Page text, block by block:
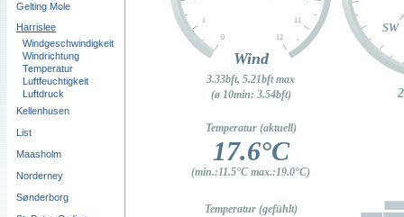
Gelting Mole
Harrislee
Windgeschwindigkeit
Windrichtung
Temperatur
Luftfeuchtigkeit
Luftdruck
Kellenhusen
List
Maasholm
Norderney
Sønderborg